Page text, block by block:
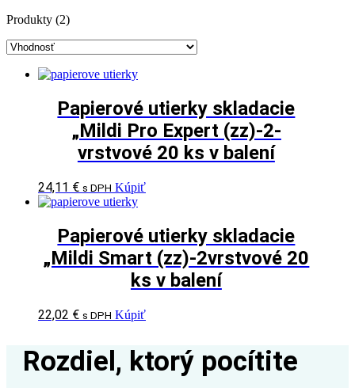
Produkty (2)
Papierové utierky skladacie
„Mildi Pro Expert (zz)-2-
vrstvové 20 ks v balení
24,11 € s DPH Kúpiť
Papierové utierky skladacie
„Mildi Smart (zz)-2vrstvové 20
ks v balení
22,02 € s DPH Kúpiť
Rozdiel, ktorý pocítite